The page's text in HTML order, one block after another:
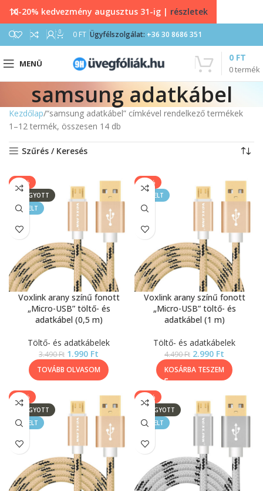
0 0 FT Ügyfélszolgálat: +36 30 8686 351
MENÜ
0termék
0 FT
samsung adatkábel
Kezdőlap “samsung adatkábel” címkével rendelkező termékek
1–12 termék, összesen 14 db
Szűrés / Keresés
-43%
ELFOGYOTT
KIEMELT
Voxlink arany színű fonott
„Micro-USB” töltő- és
adatkábel (0,5 m)
Töltő- és adatkábelek
3.490Ft 1.990 Ft
TOVÁBB OLVASOM
-33%
KIEMELT
Voxlink arany színű fonott
„Micro-USB” töltő- és
adatkábel (1 m)
Töltő- és adatkábelek
4.490Ft 2.990 Ft
KOSÁRBA TESZEM
-27%
ELFOGYOTT
KIEMELT
-43%
ELFOGYOTT
KIEMELT
10-20% kedvezmény augusztus 31-ig | részletek